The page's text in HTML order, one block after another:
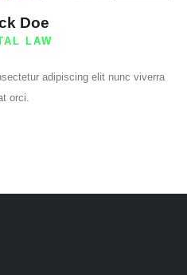
Doe
LAW
adipiscing elit nunc viverra
orci.